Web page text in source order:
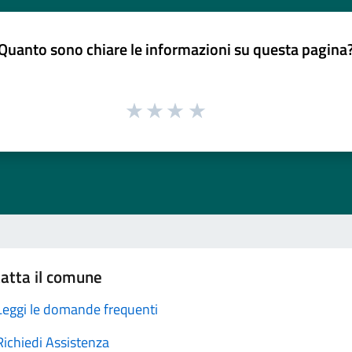
sono chiare le informazioni su questa
il comune
le domande frequenti
Assistenza